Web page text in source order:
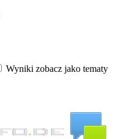
Wyniki zobacz jako tematy